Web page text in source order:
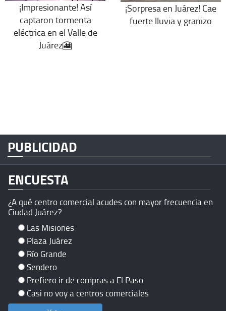
¡Impresionante! Así
captaron tormenta
eléctrica en el Valle de
Juárez🎦
¡Sorpresa en Juárez! Cae
fuerte lluvia y granizo
PUBLICIDAD
ENCUESTA
¿A qué centro comercial acudes con mayor frecuencia en
Ciudad Juárez?
Las Misiones
Plaza Juárez
Río Grande
Sendero
Prefiero ir de compras a El Paso
Casi no voy a centros comerciales